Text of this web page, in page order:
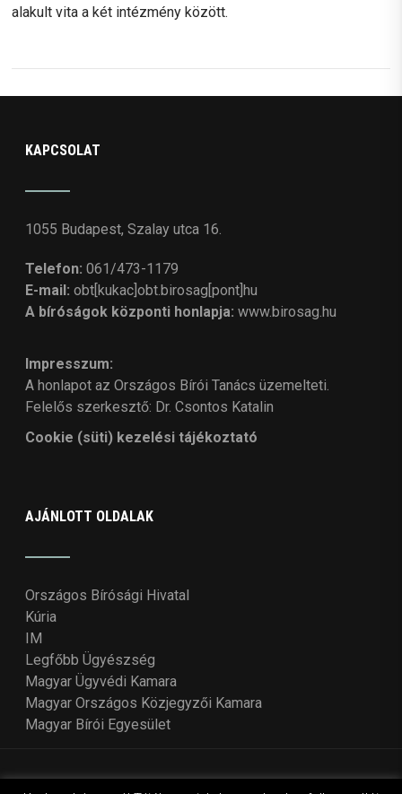
alakult vita a két intézmény között.
KAPCSOLAT
1055 Budapest, Szalay utca 16.
Telefon: 061/473-1179
E-mail: obt[kukac]obt.birosag[pont]hu
A bíróságok központi honlapja: www.birosag.hu
Impresszum:
A honlapot az Országos Bírói Tanács üzemelteti.
Felelős szerkesztő: Dr. Csontos Katalin
Cookie (süti) kezelési tájékoztató
AJÁNLOTT OLDALAK
Országos Bírósági Hivatal
Kúria
IM
Legfőbb Ügyészség
Magyar Ügyvédi Kamara
Magyar Országos Közjegyzői Kamara
Magyar Bírói Egyesület